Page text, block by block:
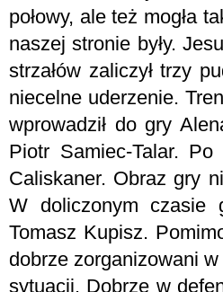
połowy, ale też mogła
naszej stronie były.
strzałów zaliczył trzy
niecelne uderzenie.
wprowadził do gry
Piotr Samiec-Talar.
Caliskaner. Obraz gry
W doliczonym czasie
Tomasz Kupisz.
dobrze zorganizowani
sytuacji. Dobrze w